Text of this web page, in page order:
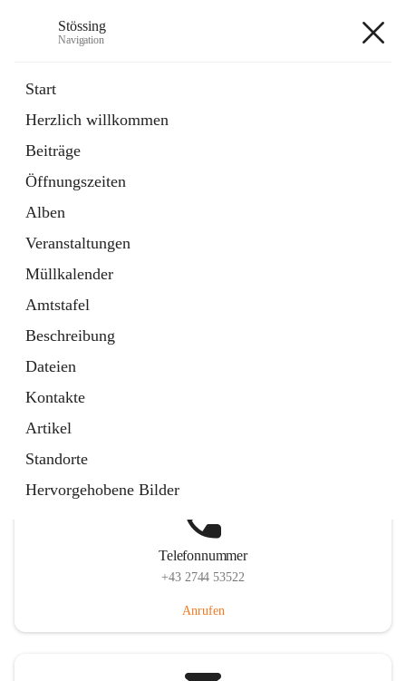
Stössing
Navigation
Start
Herzlich willkommen
Beiträge
Öffnungszeiten
Alben
Veranstaltungen
Müllkalender
Amtstafel
Beschreibung
Dateien
Kontakte
Artikel
Standorte
Hervorgehobene Bilder
Datei
in
Tab
Kindergarten
öffnet
in
neuem
Tab
Telefonnummer
+43 2744 53522
Anrufen